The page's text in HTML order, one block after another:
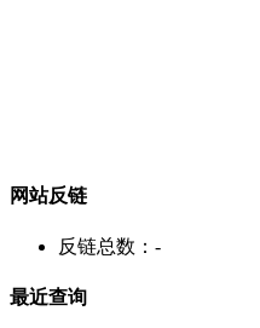
网站反链
反链总数： -
最近查询